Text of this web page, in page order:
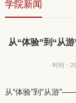
学院新闻
从“体验”到“从
时间：
从“体验”到“从游